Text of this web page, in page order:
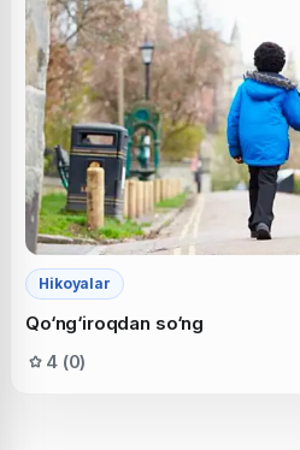
Hikoyalar
Qo‘ng‘iroqdan so‘ng
4 (0)